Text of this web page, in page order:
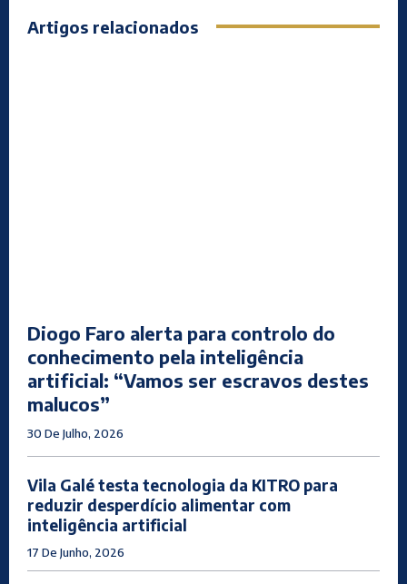
Artigos relacionados
Diogo Faro alerta para controlo do
conhecimento pela inteligência
artificial: “Vamos ser escravos destes
malucos”
30 De Julho, 2026
Vila Galé testa tecnologia da KITRO para
reduzir desperdício alimentar com
inteligência artificial
17 De Junho, 2026